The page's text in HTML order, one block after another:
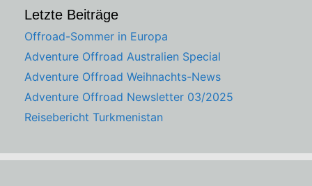
Letzte Beiträge
Offroad-Sommer in Europa
Adventure Offroad Australien Special
Adventure Offroad Weihnachts-News
Adventure Offroad Newsletter 03/2025
Reisebericht Turkmenistan